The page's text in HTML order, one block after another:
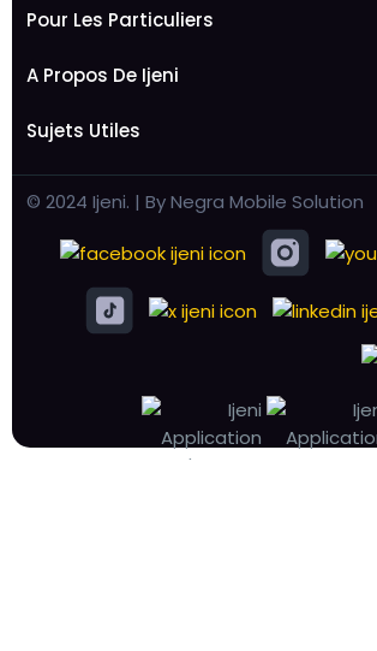
Pour Les Particuliers
A Propos De Ijeni
Sujets Utiles
© 2024 Ijeni. | By Negra Mobile Solution